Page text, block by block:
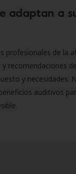
adaptan a
profesionales de la
recomendaciones
y necesidades.
auditivos